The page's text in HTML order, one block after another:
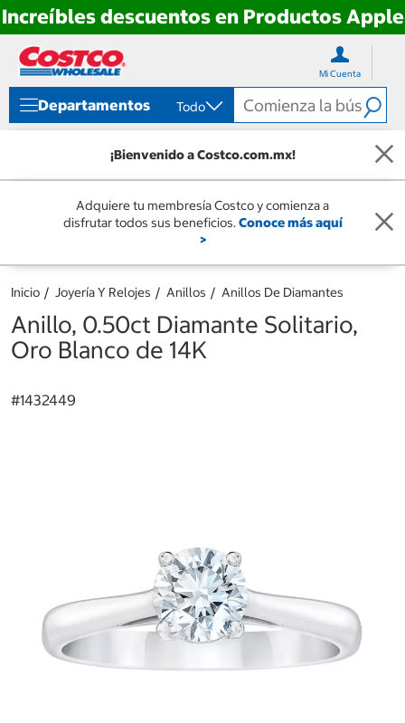
Increíbles descuentos en Productos Apple
directo
contenido
directo
menú
navegación
Mi Cuenta
Departamentos Todo
¡Bienvenido a Costco.com.mx!
Adquiere tu membresía Costco y comienza a
disfrutar todos sus beneficios.Conoce más aquí
>
Inicio Joyería Y Relojes Anillos Anillos De Diamantes
Anillo, 0.50ct Diamante Solitario,
Oro Blanco de 14K
#1432449